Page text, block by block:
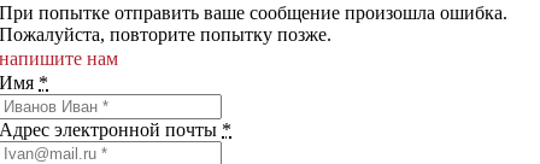
При попытке отправить ваше сообщение произошла ошибка.
Пожалуйста, повторите попытку позже.
напишите нам
Имя *
Адрес электронной почты *